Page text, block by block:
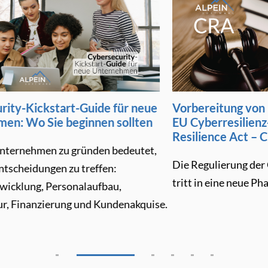
Guide für neue
Sie beginnen sollten
zu gründen bedeutet,
zu treffen:
Personalaufbau,
und Kundenakquise.
Vorbereitung von
EU Cyberresilienz-
Resilience Act – CRA)
Die Regulierung der
tritt in eine neue Phase ein.